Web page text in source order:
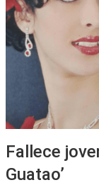
Fallece
Guatao’